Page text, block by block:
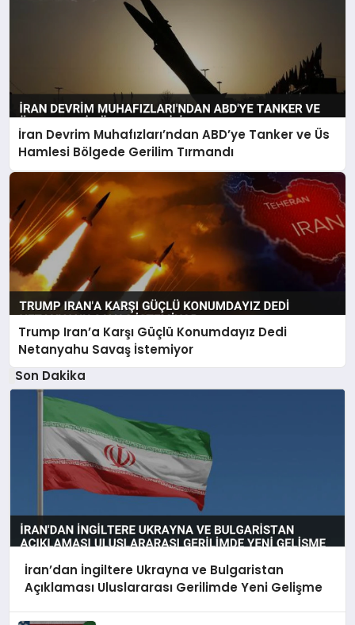
İran Devrim Muhafızları’ndan ABD’ye Tanker ve Üs
Hamlesi Bölgede Gerilim Tırmandı
Trump Iran’a Karşı Güçlü Konumdayız Dedi
Netanyahu Savaş İstemiyor
Son Dakika
İran’dan İngiltere Ukrayna ve Bulgaristan
Açıklaması Uluslararası Gerilimde Yeni Gelişme